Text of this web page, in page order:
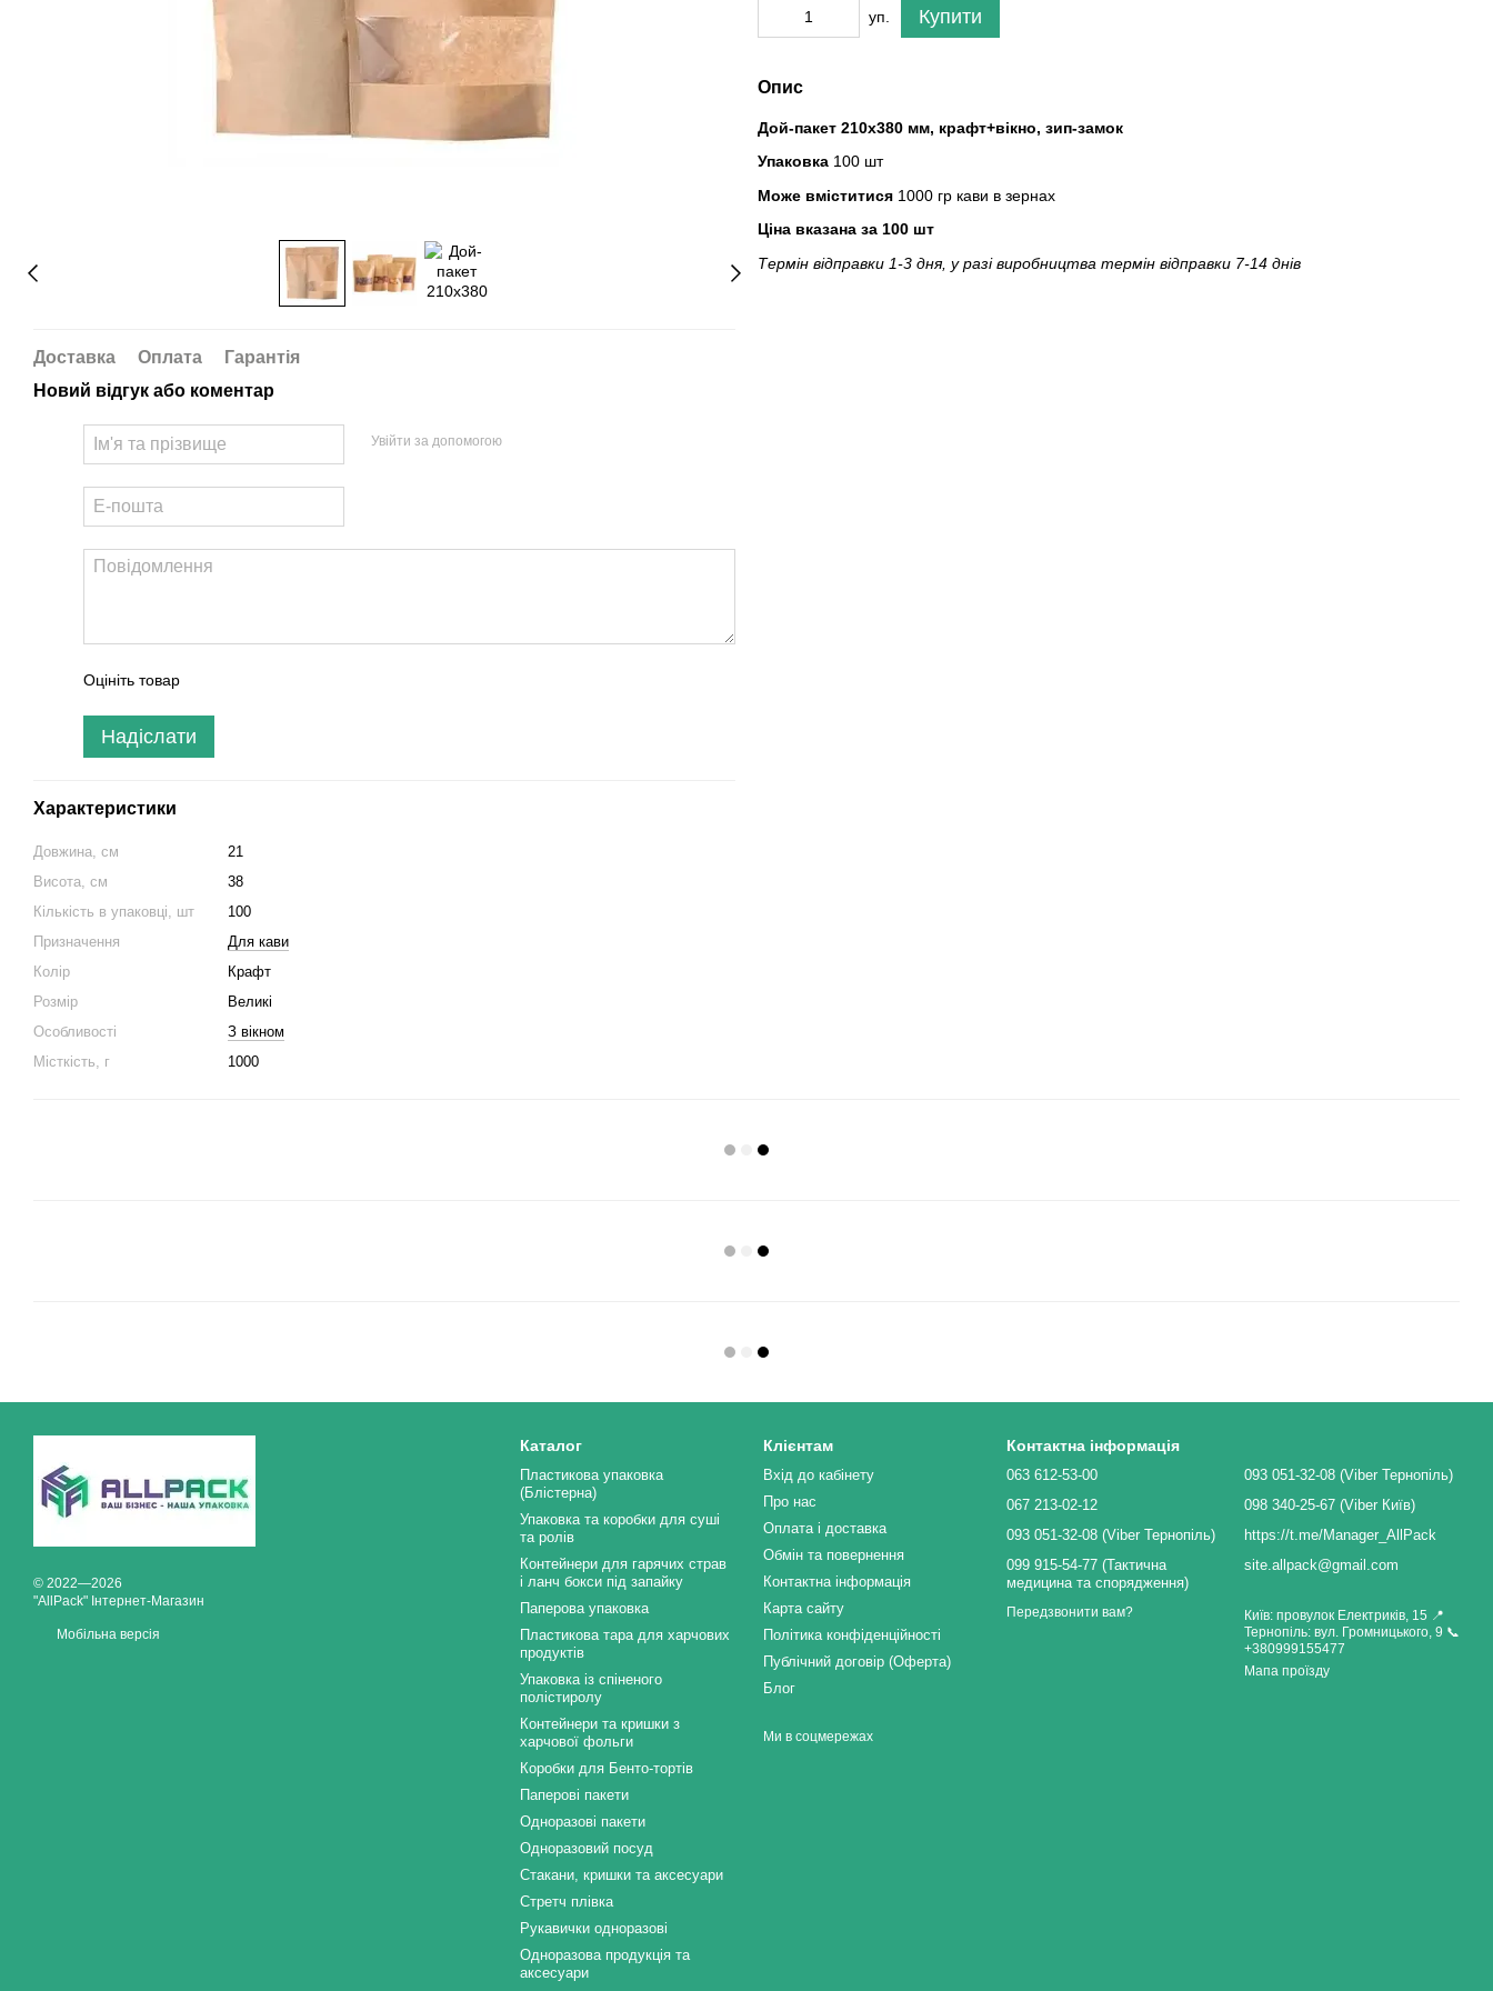
Доставка Оплата
Гарантія
Новий відгук або коментар
Увійти за допомогою
Оцініть товар
Надіслати
Характеристики
Довжина, см
21
Висота, см
38
Кількість в упаковці, шт
100
Призначення
Для кави
Колір
Крафт
Розмір
Великі
Особливості
З вікном
Місткість, г
1000
уп. Купити
Опис
Дой-пакет 210х380 мм, крафт+вікно, зип-замок
Упаковка 100 шт
Може вміститися 1000 гр кави в зернах
Ціна вказана за 100 шт
Термін відправки 1-3 дня, у разі виробництва термін відправки 7-14 днів
© 2022—2026
"AllPack" Інтернет-Магазин
Мобільна версія
Каталог
Пластикова упаковка
(Блістерна)
Упаковка та коробки для суші
та ролів
Контейнери для гарячих страв
і ланч бокси під запайку
Паперова упаковка
Пластикова тара для харчових
продуктів
Упаковка із спіненого
полістиролу
Контейнери та кришки з
харчової фольги
Коробки для Бенто-тортів
Паперові пакети
Одноразові пакети
Одноразовий посуд
Стакани, кришки та аксесуари
Стретч плівка
Рукавички одноразові
Одноразова продукція та
аксесуари
Клієнтам
Вхід до кабінету
Про нас
Оплата і доставка
Обмін та повернення
Контактна інформація
Карта сайту
Політика конфіденційності
Публічний договір (Оферта)
Блог
Ми в соцмережах
Контактна інформація
063 612-53-00
067 213-02-12
093 051-32-08 (Viber Тернопіль)
099 915-54-77 (Тактична
медицина та спорядження)
Передзвонити вам?
093 051-32-08 (Viber Тернопіль)
098 340-25-67 (Viber Київ)
https://t.me/Manager_AllPack
site.allpack@gmail.com
Київ: провулок Електриків, 15 📍
Тернопіль: вул. Громницького, 9 📞
+380999155477
Мапа проїзду